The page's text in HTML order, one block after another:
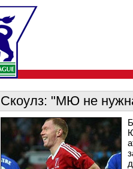
Скоулз: "МЮ не